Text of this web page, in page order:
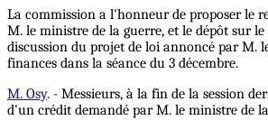
La commission a l'honneur de proposer le
M. le ministre de la guerre, et le dépôt sur
discussion du projet de loi annoncé par M.
finances dans la séance du 3 décembre.
M. Osy. - Messieurs, à la fin de la session
d'un crédit demandé par M. le ministre de